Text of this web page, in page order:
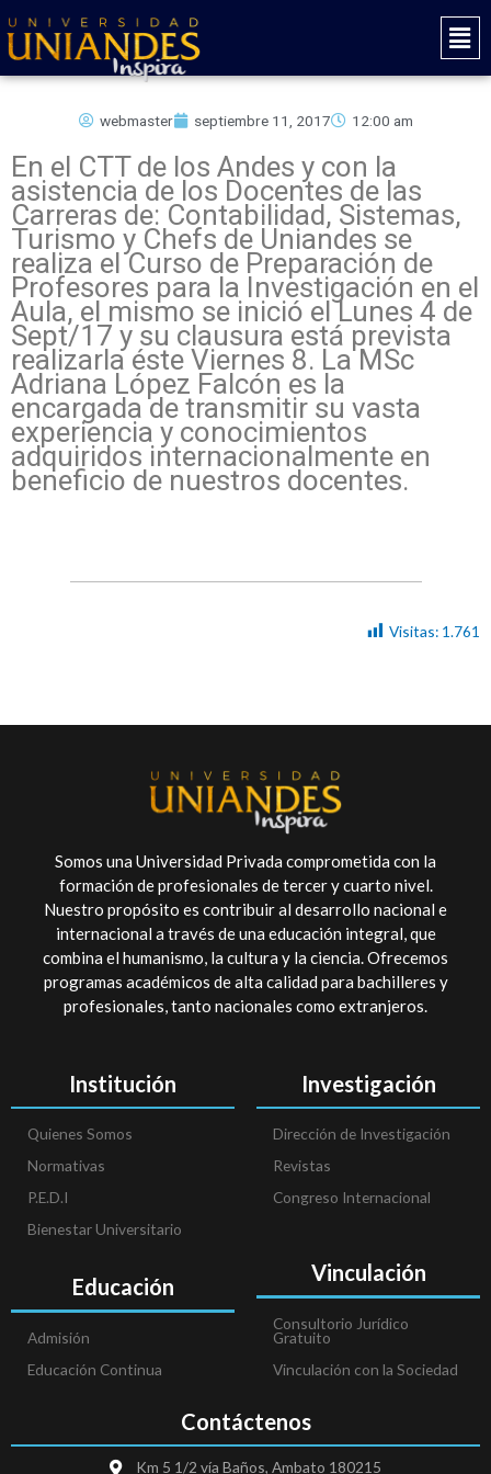
al
contenido
Main
webmaster septiembre 11, 2017 12:00 am
En el CTT de los Andes y con la
asistencia de los Docentes de las
Carreras de: Contabilidad, Sistemas,
Turismo y Chefs de Uniandes se
realiza el Curso de Preparación de
Profesores para la Investigación en el
Aula, el mismo se inició el Lunes 4 de
Sept/17 y su clausura está prevista
realizarla éste Viernes 8. La MSc
Adriana López Falcón es la
encargada de transmitir su vasta
experiencia y conocimientos
adquiridos internacionalmente en
beneficio de nuestros docentes.
Visitas: 1.761
Somos una Universidad Privada comprometida con la
formación de profesionales de tercer y cuarto nivel.
Nuestro propósito es contribuir al desarrollo nacional e
internacional a través de una educación integral, que
combina el humanismo, la cultura y la ciencia. Ofrecemos
programas académicos de alta calidad para bachilleres y
profesionales, tanto nacionales como extranjeros.
Institución
Quienes Somos
Normativas
P.E.D.I
Bienestar Universitario
Educación
Admisión
Educación Continua
Investigación
Dirección de Investigación
Revistas
Congreso Internacional
Vinculación
Consultorio Jurídico
Gratuito
Vinculación con la Sociedad
Contáctenos
Km 5 1/2 vía Baños, Ambato 180215